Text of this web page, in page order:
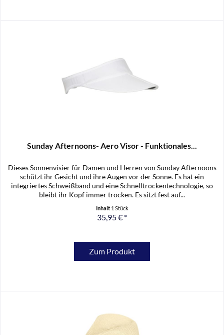
Sunday Afternoons- Aero Visor - Funktionales...
Dieses Sonnenvisier für Damen und Herren von Sunday Afternoons
schützt ihr Gesicht und ihre Augen vor der Sonne. Es hat ein
integriertes Schweißband und eine Schnelltrockentechnologie, so
bleibt ihr Kopf immer trocken. Es sitzt fest auf...
Inhalt 1 Stück
35,95 € *
Zum Produkt